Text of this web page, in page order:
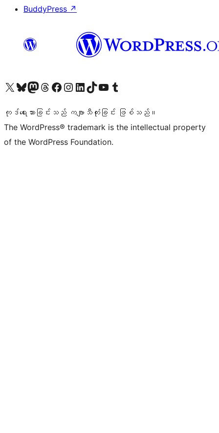
BuddyPress ↗
ကျွန်ုပ်တို့၏ X (ယခင် Twitter) အကောင့်သို့ သွားရောက်ကြည့်ရှုပါကျွန်ုပ်တို့၏ Bluesky အကောင့်သို့ ဝင်ရောက်ကြည့်ရှုရန်
ကျွန်ုပ်တို့၏ Mastodon အကောင့်သို့ သွားရောက်ကြည့်ရှုပါကျွန်ုပ်တို့၏ Threads အကောင့်သို့ ဝင်ရောက်ကြည့်ရှုရန်
ကျွန်ုပ်တို့၏ Facebook စာမျက်နှာသို့ သွားရောက်ကြည့်ရှုပါကျွန်ုပ်တို့၏ Instagram အကောင့်သို့ သွားရောက်ကြည့်ရှုပါ ကျွန်ုပ်တို့၏ LinkedIn အကောင့်သို့ သွားရောက်ကြည့်ရှုပါကျွန်ုပ်တို့၏ TikTok အကောင့်သို့ ဝင်ရောက်ကြည့်ရှုရန်
ကျွန်ုပ်တို့၏ YouTube ချန်နယ်သို့ သွားရောက်ကြည့်ရှုပါ ကျွန်ုပ်တို့၏ Tumblr အကောင့်သို့ ဝင်ရောက်ကြည့်ရှုရန်
ကုဒ်ရေးသားခြင်းသည် ကဗျာသီကုံးခြင်း ဖြစ်သည်။
The WordPress® trademark is the intellectual property
of the WordPress Foundation.